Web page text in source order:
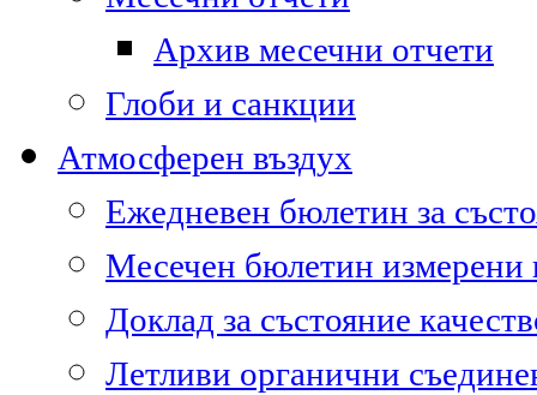
Архив месечни отчети
Глоби и санкции
Атмосферен въздух
Ежедневен бюлетин за
Месечен бюлетин
Доклад за състояние
Летливи органични